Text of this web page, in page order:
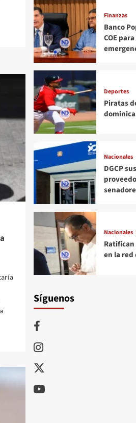
Finanzas
Banco
COE
Deportes
Piratas
Nacionales
DGCP
Nacionales
en la red
Síguenos